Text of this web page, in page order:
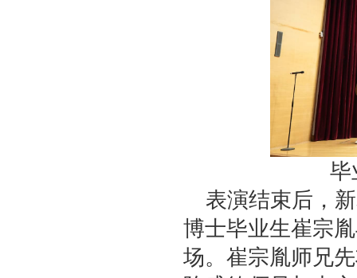
毕
表演结束后，
博士毕业生崔宗
场。崔宗胤师兄